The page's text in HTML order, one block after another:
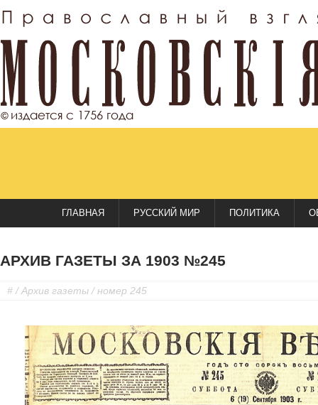
ГЛАВНАЯ РУССКИЙ МИР ПОЛИТИКА
АРХИВ ГАЗЕТЫ ЗА 1903 №245
# /Архив газеты / номер 245